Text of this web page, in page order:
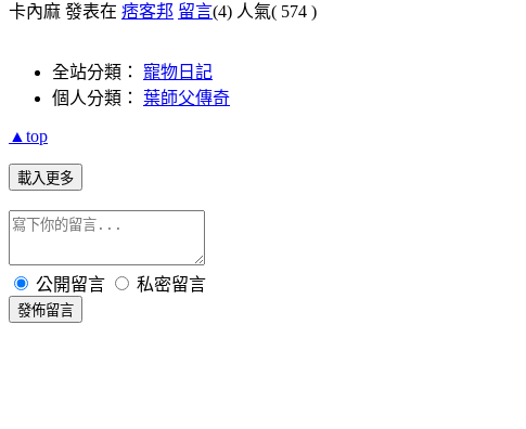
卡內麻 發表在 痞客邦 留言(4) 人氣( 574 )
全站分類： 寵物日記
個人分類： 葉師父傳奇
▲top
載入更多
公開留言 私密留言
發佈留言